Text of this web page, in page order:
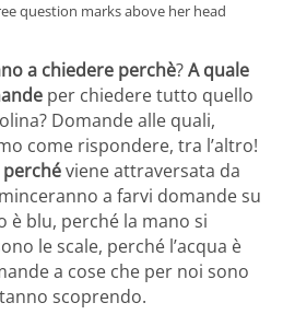
question marks above her head
a chiedere perchè?A quale
per chiedere tutto quello
Domande alle quali,
come rispondere, tra l’altro!
viene attraversata da
a farvi domande su
è blu, perché la mano si
le scale, perché l’acqua è
a cose che per noi sono
scoprendo.